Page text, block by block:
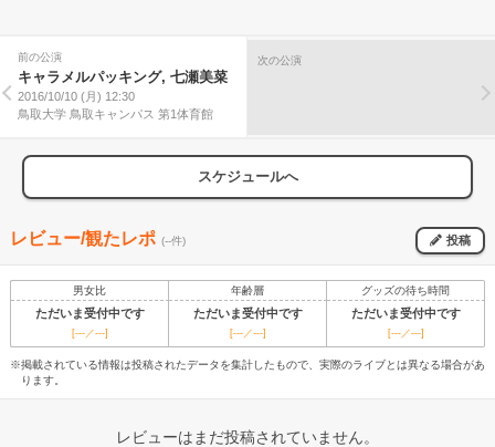
前の公演
キャラメルパッキング, 七瀬美菜
2016/10/10 (月) 12:30
鳥取大学 鳥取キャンパス 第1体育館
次の公演
スケジュールへ
レビュー/観たレポ (--件) 投稿
男女比 年齢層 グッズの待ち時間
ただいま受付中です ただいま受付中です ただいま受付中です
[---／---] [---／---] [---／---]
※掲載されている情報は投稿されたデータを集計したもので、実際のライブとは異なる場合があ
ります。
レビューはまだ投稿されていません。